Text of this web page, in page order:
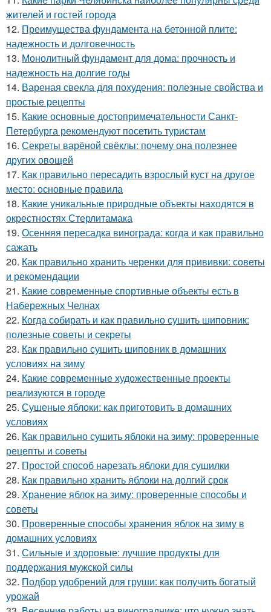
жителей и гостей города
12. Преимущества фундамента на бетонной плите:
надежность и долговечность
13. Монолитный фундамент для дома: прочность и
надежность на долгие годы
14. Вареная свекла для похудения: полезные свойства и
простые рецепты
15. Какие основные достопримечательности Санкт-
Петербурга рекомендуют посетить туристам
16. Секреты варёной свёклы: почему она полезнее
других овощей
17. Как правильно пересадить взрослый куст на другое
место: основные правила
18. Какие уникальные природные объекты находятся в
окрестностях Стерлитамака
19. Осенняя пересадка винограда: когда и как правильно
сажать
20. Как правильно хранить черенки для прививки: советы
и рекомендации
21. Какие современные спортивные объекты есть в
Набережных Челнах
22. Когда собирать и как правильно сушить шиповник:
полезные советы и секреты
23. Как правильно сушить шиповник в домашних
условиях на зиму
24. Какие современные художественные проекты
реализуются в городе
25. Сушеные яблоки: как приготовить в домашних
условиях
26. Как правильно сушить яблоки на зиму: проверенные
рецепты и советы
27. Простой способ нарезать яблоки для сушилки
28. Как правильно хранить яблоки на долгий срок
29. Хранение яблок на зиму: проверенные способы и
советы
30. Проверенные способы хранения яблок на зиму в
домашних условиях
31. Сильные и здоровые: лучшие продукты для
поддержания мужской силы
32. Подбор удобрений для груши: как получить богатый
урожай